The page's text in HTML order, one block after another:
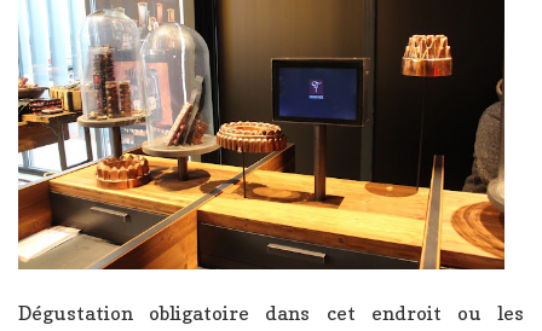
Dégustation obligatoire dans cet endroit ou les